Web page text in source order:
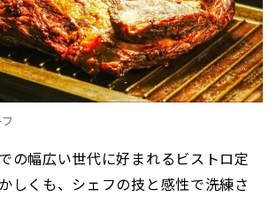
の幅広い世代に好まれるビストロ定
しくも、シェフの技と感性で洗練さ